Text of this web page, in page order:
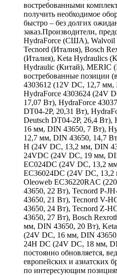
востребованными
получить необходимое
быстро – без долгих
заказ.Производители,
HydraForce (США), Walvoil
Tecnord (Италия), Bosch
(Италия), Keta Hydraulics
Hydraulic (Китай), MERIC
востребованные позиции
4303612 (12V DC, 12,7 мм,
HydraForce 4303624 (24V
17,07 Вт), HydraForce
DT04-2P, 20,31 Вт),
Deutsch DT04-2P, 26,4 Вт),
16 мм, DIN 43650, 7 Вт),
12,7 мм, DIN 43650, 14,7
H (24V DC, 13,2 мм, DIN
24VDC (24V DC, 19 мм,
EC024DC (24V DC, 13,2
EC36024DC (24V DC,
Oleoweb EC36220RAC
43650, 22 Вт), Tecnord P-
43650, 21 Вт), Tecnord V-
43650, 24 Вт), Tecnord Z-
43650, 27 Вт), Bosch
мм, DIN 43650, 20 Вт),
(24V DC, 16 мм, DIN
24H DC (24V DC, 18 мм,
постоянно обновляется,
европейских и азиатских
по интересующим